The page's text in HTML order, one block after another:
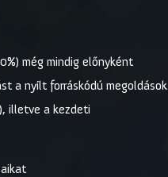
még mindig előnyként
a nyílt forráskódú megoldások
illetve a kezdeti